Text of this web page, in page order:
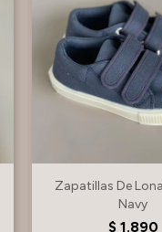
Zapatillas De
Navy
$ 1.890